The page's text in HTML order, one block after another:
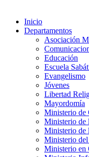
Inicio
Departamentos
Asociación
Educación
Escuela
Evangelismo
Jóvenes
Libertad
Mayordomía
Ministerio de
Ministerio de
Ministerio de
Ministerio
Ministerio en